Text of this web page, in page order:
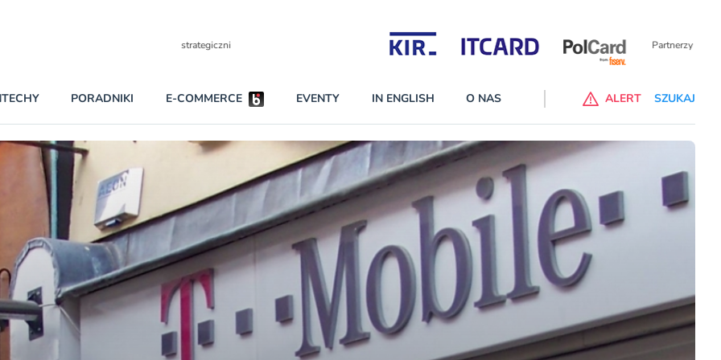
Partnerzy wspierający
BEZPIECZEŃSTWO
INNI NAPISALI
KONTA
PRAWO
RAPORTY SPECJALNE
NAJCZĘŚCIEJ CZYTANE
Dwa nielegalne banki na liście ostrzeżeń KNF
Obie firmy wprowadzone na listę ostrzeżeń naruszyły ustawę Prawo bankowe
Czytaj więcej
PORADNIKI E-COMMERCE EVENTY IN ENGLISH O NAS ALERT SZUKAJ